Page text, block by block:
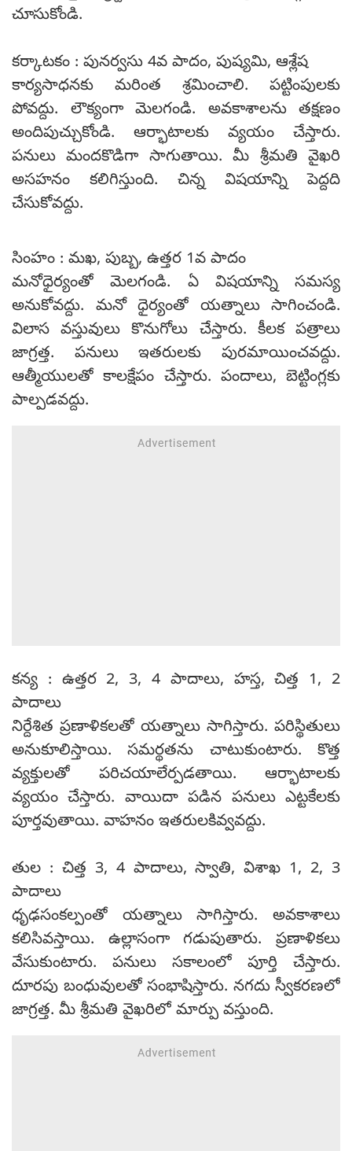
చూసుకోండి.
కర్కాటకం : పునర్వసు 4వ పాదం, పుష్యమి, ఆశ్లేష
కార్యసాధనకు మరింత శ్రమించాలి. పట్టింపులకు
పోవద్దు. లౌక్యంగా మెలగండి. అవకాశాలను తక్షణం
అందిపుచ్చుకోండి. ఆర్భాటాలకు వ్యయం చేస్తారు.
పనులు మందకొడిగా సాగుతాయి. మీ శ్రీమతి వైఖరి
అసహనం కలిగిస్తుంది. చిన్న విషయాన్ని పెద్దది
చేసుకోవద్దు.
సింహం : మఖ, పుబ్బ, ఉత్తర 1వ పాదం
మనోధైర్యంతో మెలగండి. ఏ విషయాన్ని సమస్య
అనుకోవద్దు. మనో ధైర్యంతో యత్నాలు సాగించండి.
విలాస వస్తువులు కొనుగోలు చేస్తారు. కీలక పత్రాలు
జాగ్రత్త. పనులు ఇతరులకు పురమాయించవద్దు.
ఆత్మీయులతో కాలక్షేపం చేస్తారు. పందాలు, బెట్టింగ్లకు
పాల్పడవద్దు.
కన్య : ఉత్తర 2, 3, 4 పాదాలు, హస్త, చిత్త 1, 2
పాదాలు
నిర్దేశిత ప్రణాళికలతో యత్నాలు సాగిస్తారు. పరిస్థితులు
అనుకూలిస్తాయి. సమర్థతను చాటుకుంటారు. కొత్త
వ్యక్తులతో పరిచయాలేర్పడతాయి. ఆర్భాటాలకు
వ్యయం చేస్తారు. వాయిదా పడిన పనులు ఎట్టకేలకు
పూర్తవుతాయి. వాహనం ఇతరులకివ్వవద్దు.
తుల : చిత్త 3, 4 పాదాలు, స్వాతి, విశాఖ 1, 2, 3
పాదాలు
ధృఢసంకల్పంతో యత్నాలు సాగిస్తారు. అవకాశాలు
కలిసివస్తాయి. ఉల్లాసంగా గడుపుతారు. ప్రణాళికలు
వేసుకుంటారు. పనులు సకాలంలో పూర్తి చేస్తారు.
దూరపు బంధువులతో సంభాషిస్తారు. నగదు స్వీకరణలో
జాగ్రత్త. మీ శ్రీమతి వైఖరిలో మార్పు వస్తుంది.